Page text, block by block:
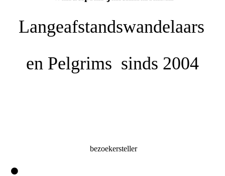
Langeafstandswandelaars
en Pelgrims sinds 2004
bezoekersteller